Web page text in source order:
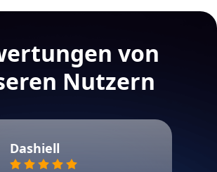
von
Nutzern
Dashiell